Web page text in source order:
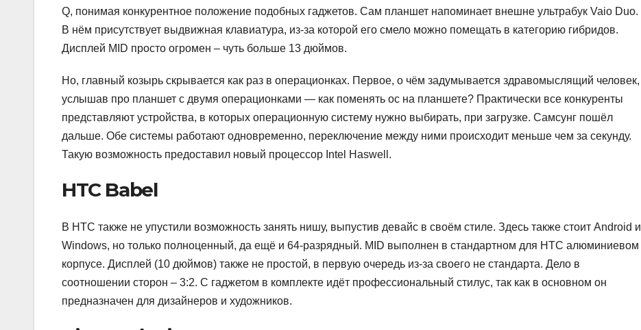
Q, понимая конкурентное положение подобных гаджетов. Сам планшет напоминает внешне ультрабук Vaio Duo.
В нём присутствует выдвижная клавиатура, из-за которой его смело можно помещать в категорию гибридов.
Дисплей MID просто огромен – чуть больше 13 дюймов.
Но, главный козырь скрывается как раз в операционках. Первое, о чём задумывается здравомыслящий человек,
услышав про планшет с двумя операционками — как поменять ос на планшете? Практически все конкуренты
представляют устройства, в которых операционную систему нужно выбирать, при загрузке. Самсунг пошёл
дальше. Обе системы работают одновременно, переключение между ними происходит меньше чем за секунду.
Такую возможность предоставил новый процессор Intel Haswell.
HTC Babel
В HTC также не упустили возможность занять нишу, выпустив девайс в своём стиле. Здесь также стоит Android и
Windows, но только полноценный, да ещё и 64-разрядный. MID выполнен в стандартном для HTC алюминиевом
корпусе. Дисплей (10 дюймов) также не простой, в первую очередь из-за своего не стандарта. Дело в
соотношении сторон – 3:2. С гаджетом в комплекте идёт профессиональный стилус, так как в основном он
предназначен для дизайнеров и художников.